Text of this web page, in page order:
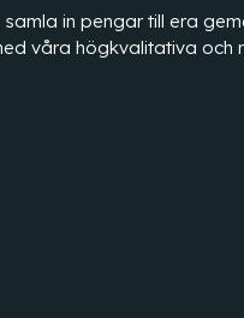
in pengar till era
våra högkvalitativa och